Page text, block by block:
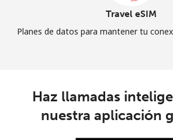
Travel eSIM
Planes de datos para mantener tu
Haz llamadas
nuestra aplicación